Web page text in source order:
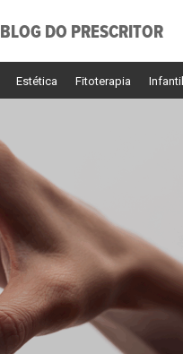
BLOG DO PRESCRITOR
Estética Fitoterapia Infantil